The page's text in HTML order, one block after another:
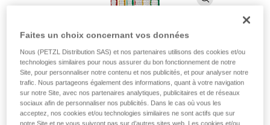
ST'ANNEAU
Anneau cousu léger
ST’ANNEAU est une alternative plus légère aux anneaux de
Faites un choix concernant vos données
Nous (PETZL Distribution SAS) et nos partenaires utilisons des cookies et/ou
technologies similaires pour nous assurer du bon fonctionnement de notre
Site, pour personnaliser notre contenu et nos publicités, et pour analyser notre
trafic. Nous partageons également des informations, quant à votre navigation
sur notre Site, avec nos partenaires analytiques, publicitaires et de réseaux
sociaux afin de personnaliser nos publicités. Dans le cas où vous les
acceptez, nos cookies et/ou technologies similaires ne sont actifs que sur
notre Site et ne vous suivront pas sur d’autres sites web. Les cookies et/ou